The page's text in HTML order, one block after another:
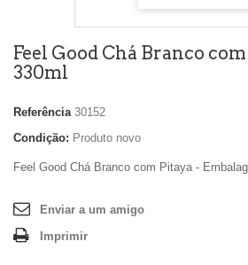
Feel Good Chá Branco
330ml
Referência 30152
Condição: Produto novo
Feel Good Chá Branco com Pitaya -
Enviar a um amigo
Imprimir